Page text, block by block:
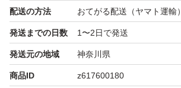
配送の方法 おてがる配送（ヤマト運輸）
発送までの日数 1〜2日で発送
発送元の地域 神奈川県
商品ID z617600180